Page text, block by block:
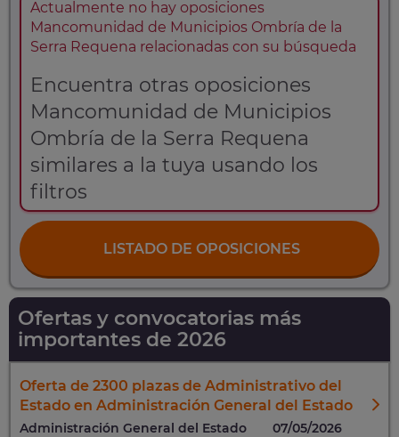
Actualmente no hay oposiciones
Mancomunidad de Municipios Ombría de la
Serra Requena relacionadas con su búsqueda
Encuentra otras oposiciones
Mancomunidad de Municipios
Ombría de la Serra Requena
similares a la tuya usando los
filtros
LISTADO DE OPOSICIONES
Ofertas y convocatorias más
importantes de 2026
Oferta de 2300 plazas de Administrativo del
Estado en Administración General del Estado
Administración General del Estado 07/05/2026